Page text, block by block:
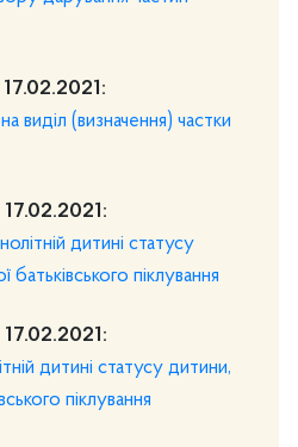
виділ (визначення) частки
дитині статусу
піклування
дитині статусу дитини,
піклування